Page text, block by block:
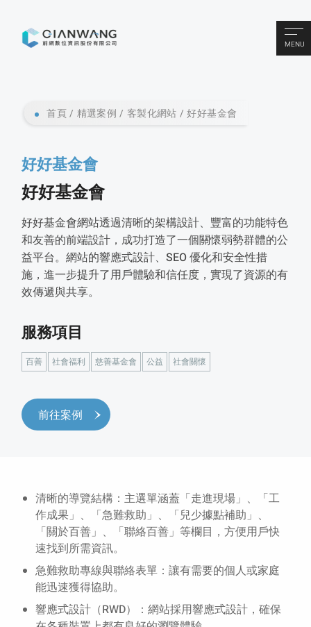
MENU
首頁 精選案例 客製化網站 好好基金會
好好基金會
好好基金會
好好基金會網站透過清晰的架構設計、豐富的功能特色
和友善的前端設計，成功打造了一個關懷弱勢群體的公
益平台。​網站的響應式設計、SEO 優化和安全性措
施，進一步提升了用戶體驗和信任度，實現了資源的有
效傳遞與共享。
服務項目
百善 社會福利 慈善基金會 公益 社會關懷
前往案例
清晰的導覽結構：主選單涵蓋「走進現場」、「工
作成果」、「急難救助」、「兒少據點補助」、
「關於百善」、「聯絡百善」等欄目，方便用戶快
速找到所需資訊。
急難救助專線與聯絡表單：讓有需要的個人或家庭
能迅速獲得協助。
響應式設計（RWD）：網站採用響應式設計，確保